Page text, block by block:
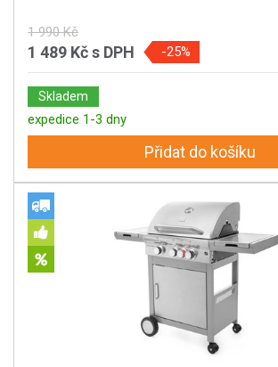
1 990 Kč
1 489 Kčs DPH -25%
Skladem
expedice 1-3 dny
Přidat do košíku